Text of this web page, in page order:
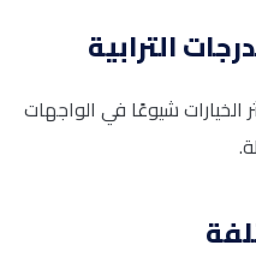
الترابية
الخيارات شيوعًا في الواجهات